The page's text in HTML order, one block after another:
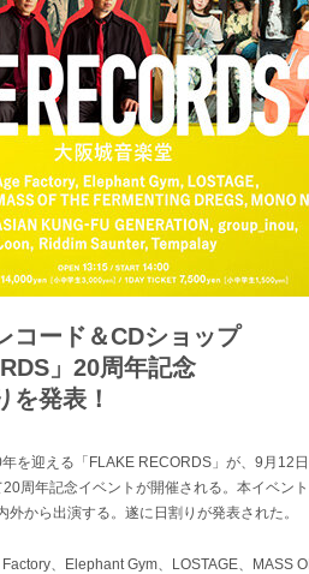
コード＆CDショップ
」20周年記念
を発表！
を迎える「FLAKE RECORDS」が、9月12
周年記念イベントが開催される。本イベン
から出演する。遂に日割りが発表された。
、Elephant Gym、LOSTAGE、MASS